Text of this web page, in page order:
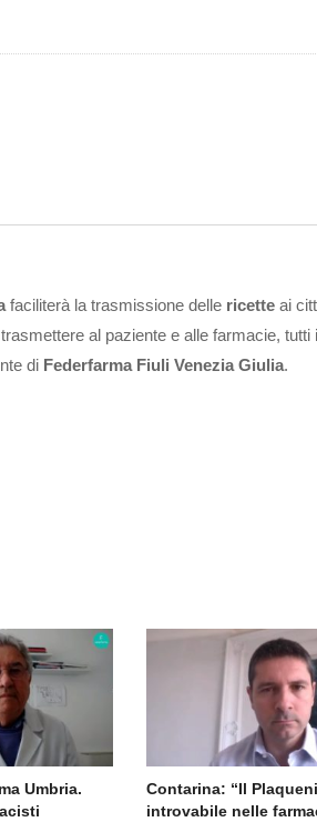
faciliterà la trasmissione delle ricette ai
al paziente e alle farmacie, tutti
di Federfarma Fiuli Venezia Giulia.
Umbria.
Contarina: “Il
introvabile nelle